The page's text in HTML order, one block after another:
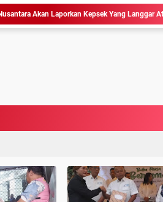
Sekolah, Rawan Korupsi
Kajati Sumut Bertemu Pangdam 1/ BB